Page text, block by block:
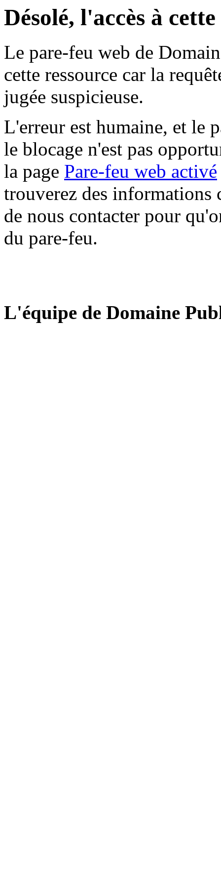
Désolé, l'accès à
Le pare-feu web de
cette ressource car la
jugée suspicieuse.
L'erreur est humaine, et le
le blocage n'est pas
la page Pare-feu web activé
trouverez des informations
de nous contacter pour
du pare-feu.
L'équipe de Domaine